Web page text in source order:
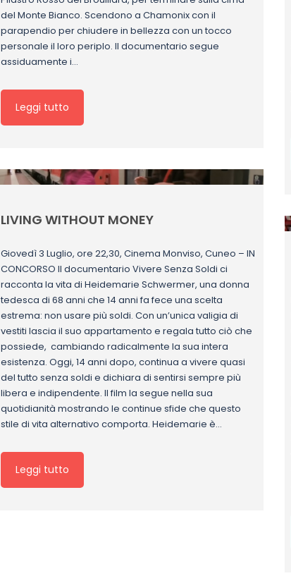
del Monte Bianco. Scendono a Chamonix con il
parapendio per chiudere in bellezza con un tocco
personale il loro periplo. Il documentario segue
assiduamente i…
Leggi tutto
LIVING WITHOUT MONEY
Giovedì 3 Luglio, ore 22,30, Cinema Monviso, Cuneo – IN
CONCORSO Il documentario Vivere Senza Soldi ci
racconta la vita di Heidemarie Schwermer, una donna
tedesca di 68 anni che 14 anni fa fece una scelta
estrema: non usare più soldi. Con un’unica valigia di
vestiti lascia il suo appartamento e regala tutto ciò che
possiede, cambiando radicalmente la sua intera
esistenza. Oggi, 14 anni dopo, continua a vivere quasi
del tutto senza soldi e dichiara di sentirsi sempre più
libera e indipendente. Il film la segue nella sua
quotidianità mostrando le continue sfide che questo
stile di vita alternativo comporta. Heidemarie è…
Leggi tutto